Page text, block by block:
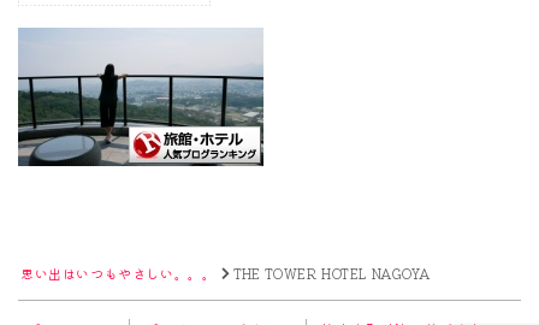
思い出はいつもやさしい。。。 THE TOWER HOTEL NAGOYA